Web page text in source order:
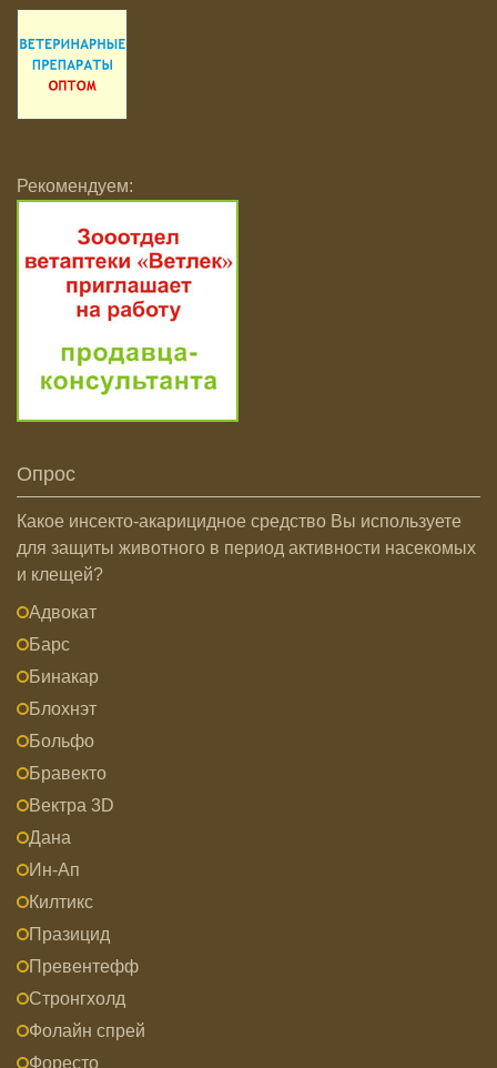
Рекомендуем:
Опрос
Какое инсекто-акарицидное средство Вы используете
для защиты животного в период активности насекомых
и клещей?
Адвокат
Барс
Бинакар
Блохнэт
Больфо
Бравекто
Вектра 3D
Дана
Ин-Ап
Килтикс
Празицид
Превентефф
Стронгхолд
Фолайн спрей
Форесто